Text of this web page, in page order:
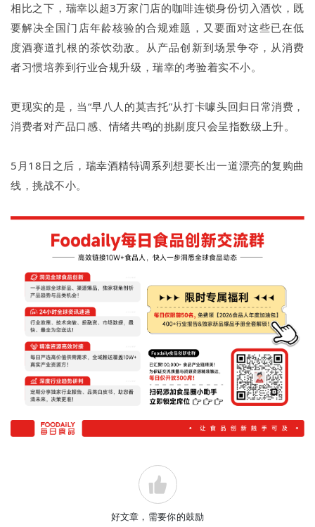
相比之下，瑞幸以超3万家门店的咖啡连锁身份切入酒饮，既
要解决全国门店年龄核验的合规难题，又要面对这些已在低
度酒赛道扎根的茶饮劲敌。从产品创新到场景争夺，从消费
者习惯培养到行业合规升级，瑞幸的考验着实不小。
更现实的是，当“早八人的莫吉托”从打卡噱头回归日常消费，
消费者对产品口感、情绪共鸣的挑剔度只会呈指数级上升。
5月18日之后，瑞幸酒精特调系列想要长出一道漂亮的复购曲
线，挑战不小。
好文章，需要你的鼓励